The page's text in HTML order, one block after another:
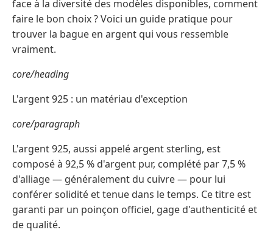
face à la diversité des modèles disponibles, comment
faire le bon choix ? Voici un guide pratique pour
trouver la bague en argent qui vous ressemble
vraiment.
core/heading
L'argent 925 : un matériau d'exception
core/paragraph
L'argent 925, aussi appelé argent sterling, est
composé à 92,5 % d'argent pur, complété par 7,5 %
d'alliage — généralement du cuivre — pour lui
conférer solidité et tenue dans le temps. Ce titre est
garanti par un poinçon officiel, gage d'authenticité et
de qualité.